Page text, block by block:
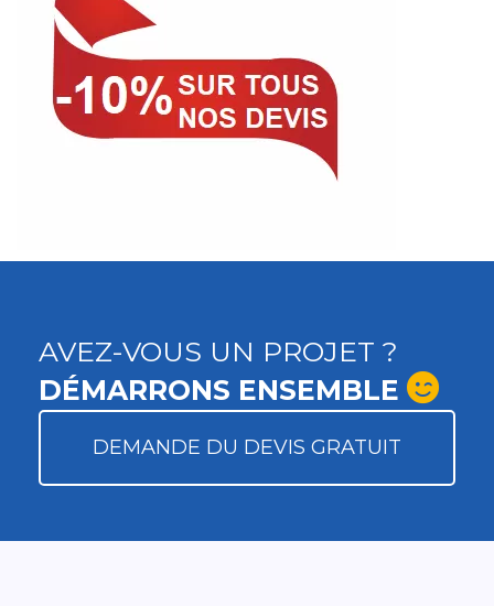
AVEZ-VOUS UN PROJET ?
DÉMARRONS ENSEMBLE
DEMANDE DU DEVIS GRATUIT